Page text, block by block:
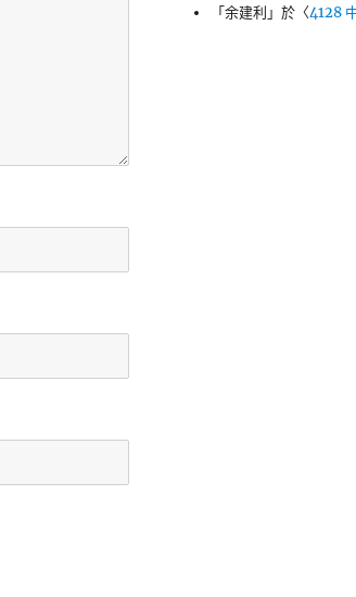
「余建利 」於〈4128